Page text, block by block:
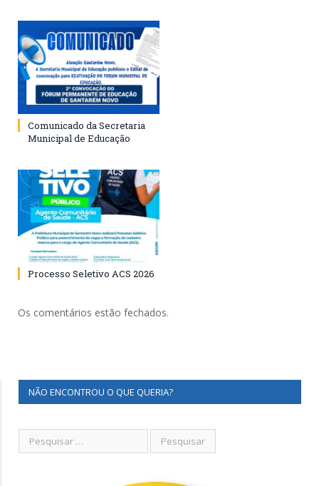
Comunicado da Secretaria
Municipal de Educação
Processo Seletivo ACS 2026
Os comentários estão fechados.
NÃO ENCONTROU O QUE QUERIA?